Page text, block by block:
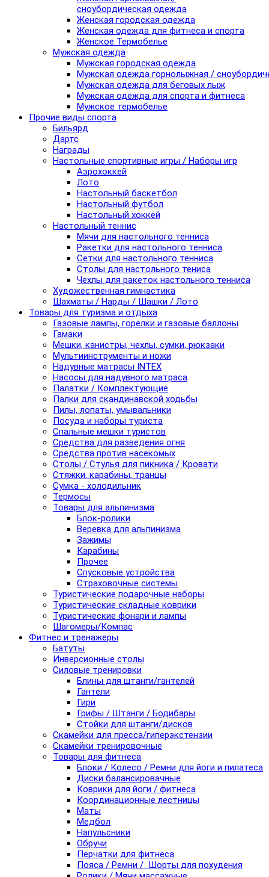
сноубордическая одежда
Женская городская одежда
Женская одежда для фитнеса и спорта
Женское Термобелье
Мужская одежда
Мужская городская одежда
Мужская одежда горнолыжная /
Мужская одежда для беговых лыж
Мужская одежда для спорта и фитнеса
Мужское термобелье
Прочие виды спорта
Бильярд
Дартс
Награды
Настольные спортивные игры / Наборы игр
Аэрохоккей
Лото
Настольный баскетбол
Настольный футбол
Настольный хоккей
Настольный теннис
Мячи для настольного тенниса
Ракетки для настольного тенниса
Сетки для настольного тенниса
Столы для настольного тениса
Чехлы для ракеток настольного тенниса
Художественная гимнастика
Шахматы / Нарды / Шашки / Лото
Товары для туризма и отдыха
Газовые лампы, горелки и газовые баллоны
Гамаки
Мешки, канистры, чехлы, сумки, рюкзаки
Мультиинструменты и ножи
Надувные матрасы INTEX
Насосы для надувного матраса
Палатки / Комплектующие
Палки для скандинавской ходьбы
Пилы, лопаты, умывальники
Посуда и наборы туриста
Спальные мешки туристов
Средства для разведения огня
Средства против насекомых
Столы / Стулья для пикника / Кровати
Стяжки, карабины, транцы
Сумка - холодильник
Термосы
Товары для альпинизма
Блок-ролики
Веревка для альпинизма
Зажимы
Карабины
Прочее
Спусковые устройства
Страховочные системы
Туристические подарочные наборы
Туристические складные коврики
Туристические фонари и лампы
Шагомеры/Компас
Фитнес и тренажеры
Батуты
Инверсионные столы
Силовые тренировки
Блины для штанги/гантелей
Гантели
Гири
Грифы / Штанги / Бодибары
Стойки для штанги/дисков
Скамейки для пресса/гиперэкстензии
Скамейки тренировочные
Товары для фитнеса
Блоки / Колесо / Ремни для йоги и пилатеса
Диски балансировачные
Коврики для йоги / фитнеса
Координационные лестницы
Маты
Медбол
Напульсники
Обручи
Перчатки для фитнеса
Пояса / Ремни / Шорты для похудения